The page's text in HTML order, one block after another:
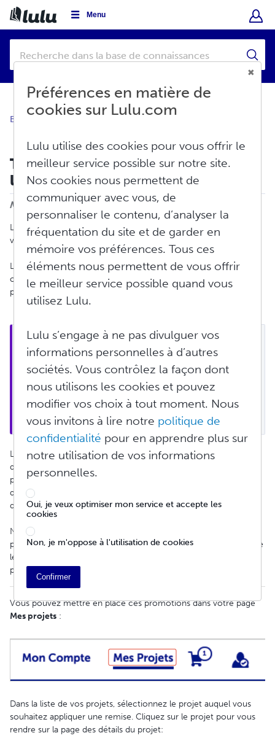
Menu
Base de connaissances
Tarification promotionnelle de
l'auteur
Modifié le : Mer, Juin 4, 2025 à 4:48 H
Le moment est enfin venu. Vous nous l'avez demandé, et nous
vous avons écouté.
Les auteurs de Lulu qui vendent leurs projets dans la librairie Lulu
ou par le biais de la distribution peuvent désormais créer leurs
propres promotions (remises) pour ces projets.
Remarque : pendant les dates auxquelles vous
mettez en place cette promotion, tous les revenus
générés par le projet sélectionné pendant cette
période seront inférieurs à vos revenus habituels
(non promotionnels). Les coûts d'impression et les
20 % de Lulu seront toujours déduits avant que
vous ne receviez le revenu final de chaque achat.
Les promotions d'auteur sont envoyées aux chaînes de
distribution lorsque l'auteur crée la promotion, et non lorsque la
promotion commence. Cela permet de donner aux
distribution le temps de traiter les changements de prix avant
qu'ils ne prennent effet.
Nous suggérons aux auteurs de créer les prix promotionnels
plusieurs mois à l'avance (pour leschaînesde distribution) afin de
leur donner suffisamment de temps pour traiter les nouveaux
prix.**
Vous pouvez mettre en place ces promotions dans votre page
Mes projets :
Dans la liste de vos projets, sélectionnez le projet auquel vous
souhaitez appliquer une remise. Cliquez sur le projet pour vous
rendre sur la page des détails du projet:
Préférences en matière de
cookies sur Lulu.com
Lulu utilise des cookies pour vous offrir le
meilleur service possible sur notre site.
Nos cookies nous permettent de
communiquer avec vous, de
personnaliser le contenu, d’analyser la
fréquentation du site et de garder en
mémoire vos préférences. Tous ces
éléments nous permettent de vous offrir
le meilleur service possible quand vous
utilisez Lulu.
Lulu s’engage à ne pas divulguer vos
informations personnelles à d’autres
sociétés. Vous contrôlez la façon dont
nous utilisons les cookies et pouvez
modifier vos choix à tout moment. Nous
vous invitons à lire notre politique de
confidentialité pour en apprendre plus sur
notre utilisation de vos informations
personnelles.
Oui, je veux optimiser mon service et accepte les
cookies
Non, je m'oppose à l'utilisation de cookies
Confirmer